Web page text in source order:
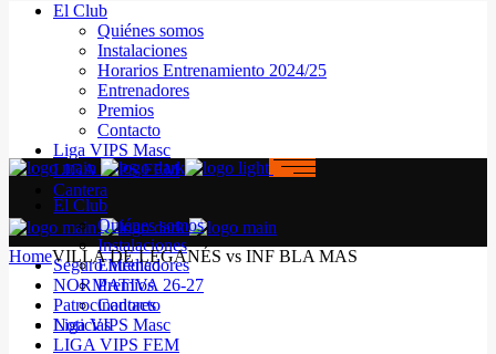
El Club
Quiénes somos
Instalaciones
Horarios Entrenamiento 2024/25
Entrenadores
Premios
Contacto
Liga VIPS Masc
LIGA VIPS FEM
Cantera
Seguro Médico
NORMATIVA 26-27
Patrocinadores
Noticias
El Club
Quiénes somos
Instalaciones
Entrenadores
Premios
Contacto
Liga VIPS Masc
LIGA VIPS FEM
HomeVILLA DE LEGANÉS vs INF BLA MAS